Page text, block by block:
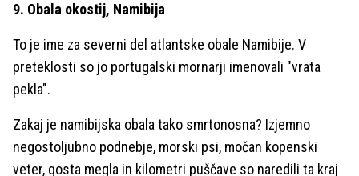
9. Obala okostij, Namibija
To je ime za severni del atlantske obale Namibije. V
preteklosti so jo portugalski mornarji imenovali "vrata
pekla".
Zakaj je namibijska obala tako smrtonosna? Izjemno
negostoljubno podnebje, morski psi, močan kopenski
veter, gosta megla in kilometri puščave so naredili ta kraj